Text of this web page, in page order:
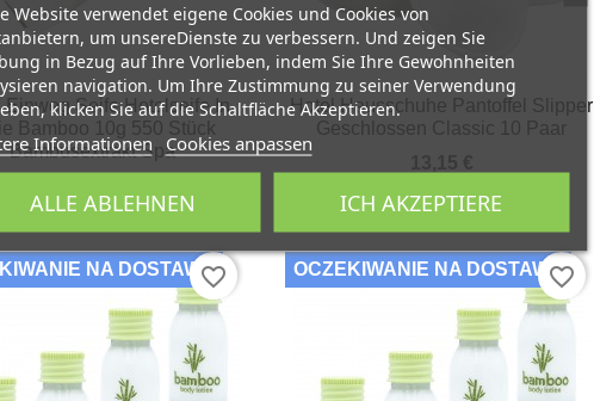
Website verwendet eigene Cookies und Cookies von
um unsereDienste zu verbessern. Und zeigen Sie
in Bezug auf Ihre Vorlieben, indem Sie Ihre Gewohnheiten
navigation. Um Ihre Zustimmung zu seiner Verwendung
klicken Sie auf die Schaltfläche Akzeptieren.
Informationen Cookies anpassen
ALLE ABLEHNEN ICH AKZEPTIERE
Einweg Seife Hotelseife In
Bamboo 10g 550 Stück
Bambusextrakt Spa
Vorschau
Hotel Hausschuhe Pantoffel Slipper
Geschlossen Classic 10 Paar
 Vorschau
NA DOSTAWĘfavorite_border OCZEKIWANIE NA DOSTAWĘfavorite_border